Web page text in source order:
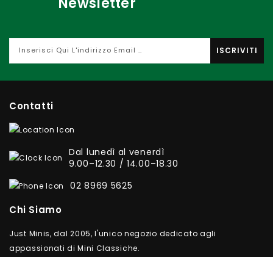
ISCRIVITI
Contatti
Dal lunedì al venerdì
9.00–12.30 / 14.00–18.30
02 8969 5625
Chi Siamo
Just Minis, dal 2005, l'unico negozio dedicato agli
appassionati di Mini Classiche.